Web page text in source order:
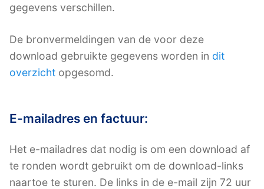
gegevens verschillen.
De bronvermeldingen van de voor deze
download gebruikte gegevens worden in dit
overzicht opgesomd.
E-mailadres en factuur:
Het e-mailadres dat nodig is om een download af
te ronden wordt gebruikt om de download-links
naartoe te sturen. De links in de e-mail zijn 72 uur